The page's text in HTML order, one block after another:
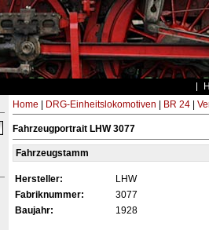
Home DRG-Einheitslokomotiven BR 24|
Fahrzeugportrait LHW 3077
Fahrzeugstamm
Hersteller:
LHW
Fabriknummer:
3077
Baujahr:
1928